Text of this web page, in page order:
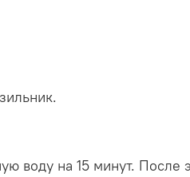
на 15 минут. После